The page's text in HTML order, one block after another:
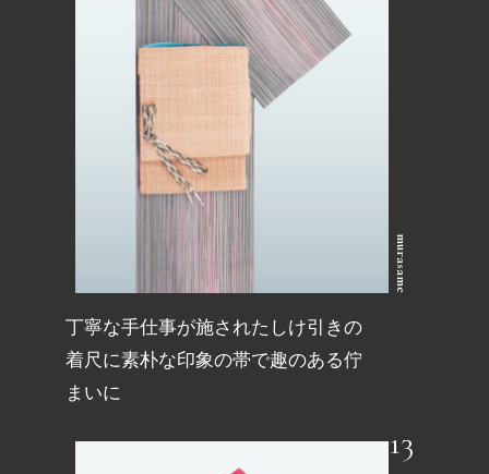
murasame
丁寧な手仕事が施されたしけ引きの
着尺に素朴な印象の帯で趣のある佇
まいに